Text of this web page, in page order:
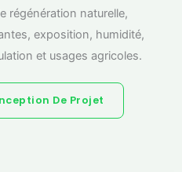
régénération naturelle,
exposition, humidité,
et usages agricoles.
De Projet